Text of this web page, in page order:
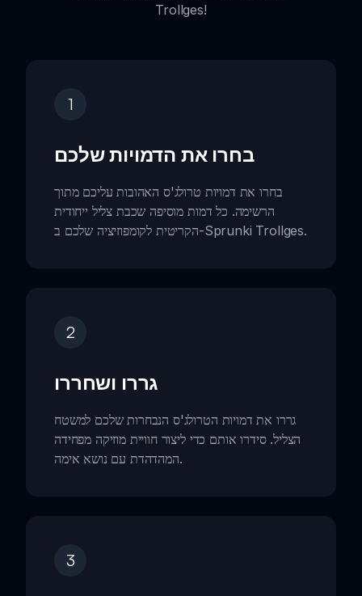
Trollges!
1
בחרו את הדמויות שלכם
בחרו את דמויות טרולג'ס האהובות עליכם מתוך
הרשימה. כל דמות מוסיפה שכבת צליל ייחודית
הקריטית לקומפוזיציה שלכם ב-Sprunki Trollges.
2
גררו ושחררו
גררו את דמויות הטרולג'ס הנבחרות שלכם למשטח
הצליל. סידרו אותם כדי ליצור חוויית מוזיקה מפחידה
המהדהדת עם נושא אימה.
3